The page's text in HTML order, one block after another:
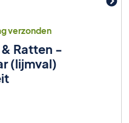
verzonden
Ratten -
(lijmval)